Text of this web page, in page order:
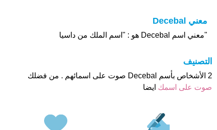
معني Decebal
"معني اسم Decebal هو : "اسم الملك من داسيا
التصنيف
2 الأشخاص بأسم Decebal صوت على اسمائهم . من فضلك
صوت على اسمك ايضا